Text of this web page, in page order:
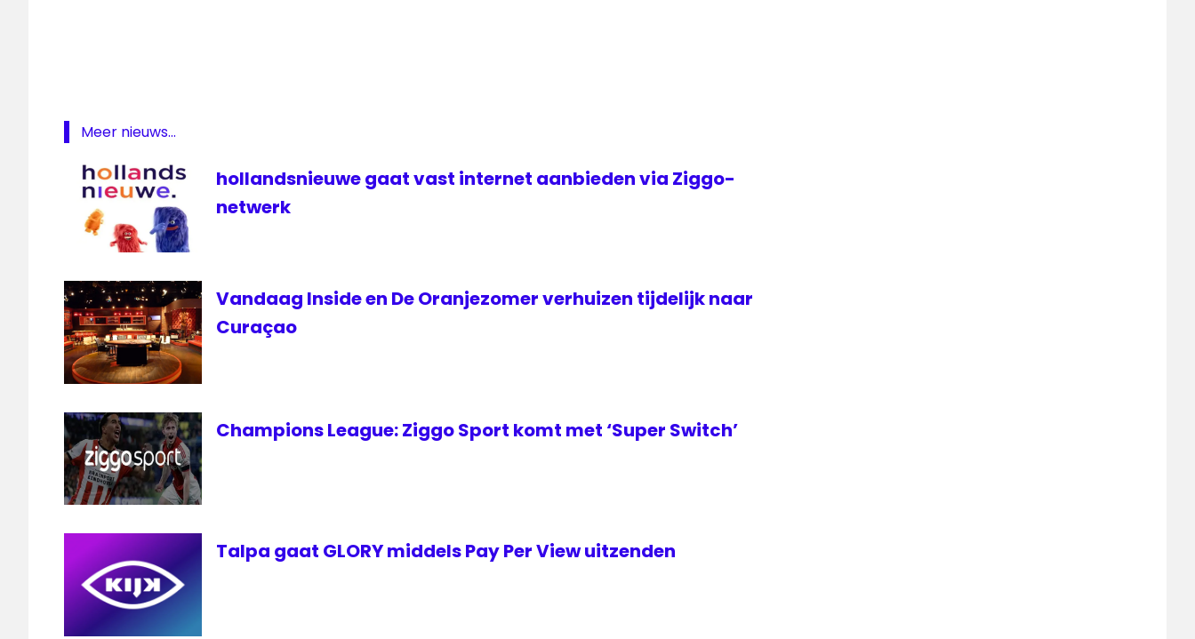
magazine
Mood for
Magazines
Net
sanoma
Talpa
televisie
Meer nieuws...
hollandsnieuwe gaat vast internet aanbieden via Ziggo-
netwerk
Vandaag Inside en De Oranjezomer verhuizen tijdelijk naar
Curaçao
Champions League: Ziggo Sport komt met ‘Super Switch’
Talpa gaat GLORY middels Pay Per View uitzenden